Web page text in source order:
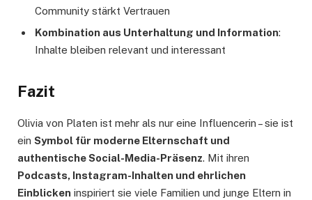
Community stärkt Vertrauen
Kombination aus Unterhaltung und Information:
Inhalte bleiben relevant und interessant
Fazit
Olivia von Platen ist mehr als nur eine Influencerin – sie ist
ein Symbol für moderne Elternschaft und
authentische Social-Media-Präsenz. Mit ihren
Podcasts, Instagram-Inhalten und ehrlichen
Einblicken inspiriert sie viele Familien und junge Eltern in